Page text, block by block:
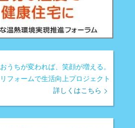
おうちが変われば、笑顔が増える。
リフォームで生活向上プロジェクト
詳しくはこちら